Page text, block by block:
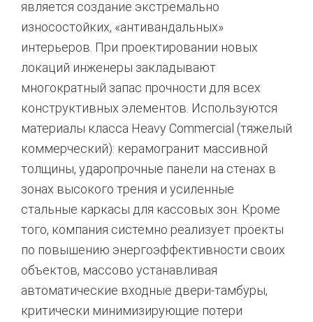
является создание экстремально
износостойких, «антивандальных»
интерьеров. При проектировании новых
локаций инженеры закладывают
многократный запас прочности для всех
конструктивных элементов. Используются
материалы класса Heavy Commercial (тяжелый
коммерческий): керамогранит массивной
толщины, ударопрочные панели на стенах в
зонах высокого трения и усиленные
стальные каркасы для кассовых зон. Кроме
того, компания системно реализует проекты
по повышению энергоэффективности своих
объектов, массово устанавливая
автоматические входные двери-тамбуры,
критически минимизирующие потери